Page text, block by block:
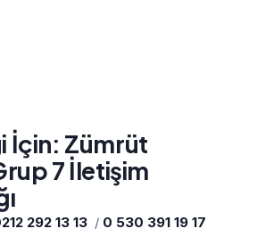
İçin: Zümrüt
7 İletişim
292 13 13 / 0 530 391 19 17